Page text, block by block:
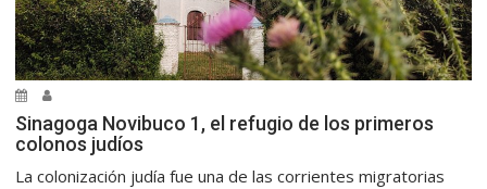
Sinagoga Novibuco 1, el refugio de los primeros
colonos judíos
La colonización judía fue una de las corrientes migratorias